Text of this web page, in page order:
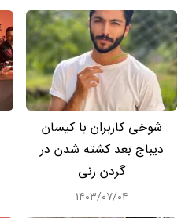
شوخی کاربران با کیسان
دیباج بعد کشته شدن در
گردن زنی
۱۴۰۳/۰۷/۰۴